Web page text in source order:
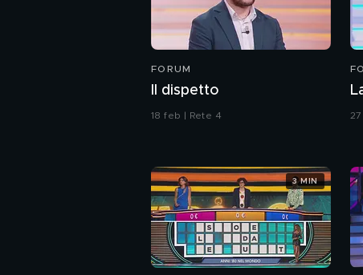
FORUM
Il dispetto
18 feb | Rete 4
3 MIN